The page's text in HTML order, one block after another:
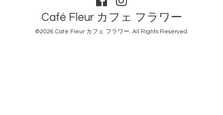
Café Fleur カフェ フラワー
©2026 Café Fleur カフェ フラワー. All Rights Reserved.